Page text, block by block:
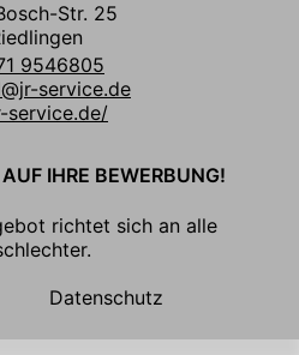
Str. 25
9546805
service.de
service.de/
IHRE BEWERBUNG!
richtet sich an alle
Datenschutz